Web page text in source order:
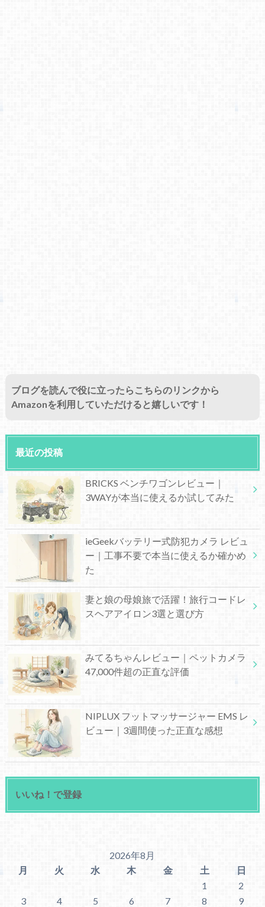
ブログを読んで役に立ったらこちらのリンクから
Amazonを利用していただけると嬉しいです！
最近の投稿
BRICKS ベンチワゴンレビュー｜
3WAYが本当に使えるか試してみた
ieGeekバッテリー式防犯カメラ レビュ
ー｜工事不要で本当に使えるか確かめ
た
妻と娘の母娘旅で活躍！旅行コードレ
スヘアアイロン3選と選び方
みてるちゃんレビュー｜ペットカメラ
47,000件超の正直な評価
NIPLUX フットマッサージャー EMS レ
ビュー｜3週間使った正直な感想
いいね！で登録
2026年8月
月
火 水 木 金 土
日
1
2
3
4 5 6 7 8
9